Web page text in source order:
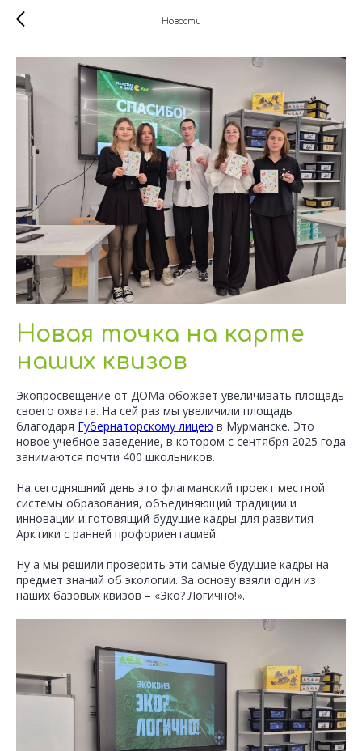
Новости
Новая точка на карте
наших квизов
Экопросвещение от ДОМа обожает увеличивать площадь
своего охвата. На сей раз мы увеличили площадь
благодаря Губернаторскому лицею в Мурманске. Это
новое учебное заведение, в котором с сентября 2025 года
занимаются почти 400 школьников.
На сегодняшний день это флагманский проект местной
системы образования, объединяющий традиции и
инновации и готовящий будущие кадры для развития
Арктики с ранней профориентацией.
Ну а мы решили проверить эти самые будущие кадры на
предмет знаний об экологии. За основу взяли один из
наших базовых квизов – «Эко? Логично!».